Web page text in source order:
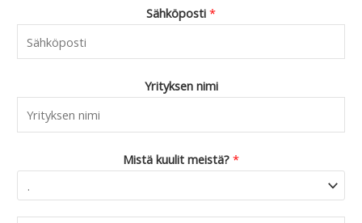
Sähköposti *
Yrityksen nimi
Mistä kuulit meistä? *